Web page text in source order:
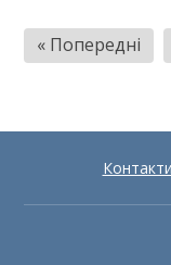
записів
« Попередні
Контакти